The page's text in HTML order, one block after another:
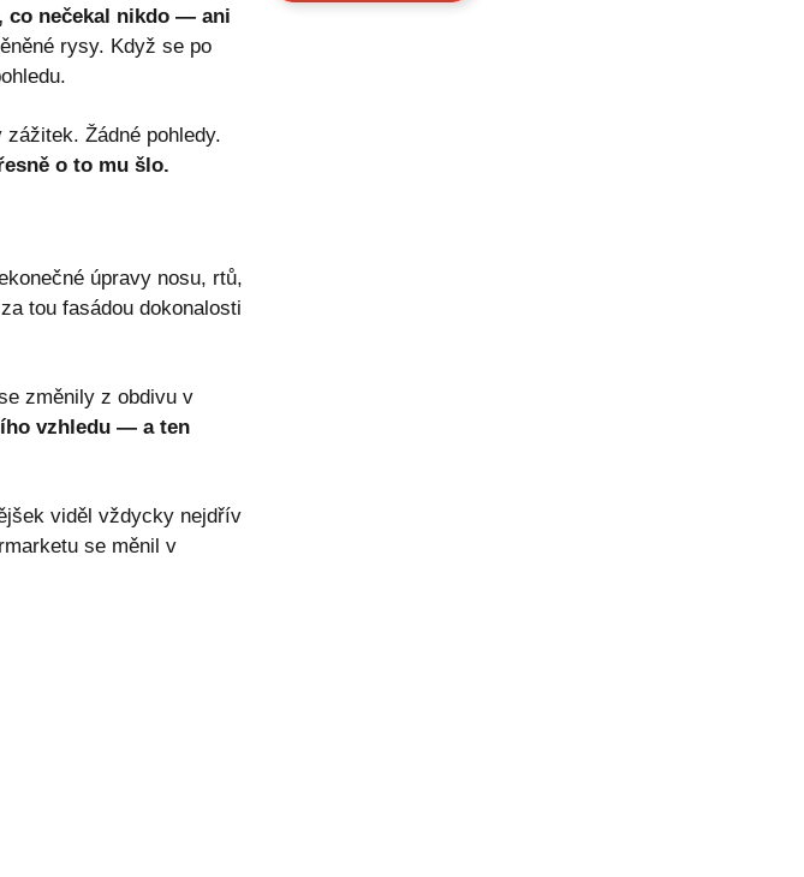
co nečekal nikdo — ani
rysy. Když se po
Žádné pohledy.
o to mu šlo.
úpravy nosu, rtů,
tou fasádou dokonalosti
změnily z obdivu v
vzhledu — a ten
viděl vždycky nejdřív
se měnil v